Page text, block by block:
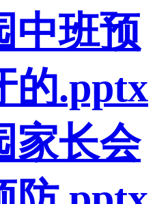
中班预
的.pptx
家长会